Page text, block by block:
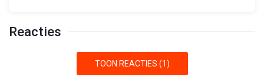
Reacties
TOON REACTIES (1)